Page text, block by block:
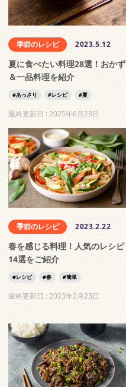
季節のレシピ 2023.5.12
夏に食べたい料理28選！おかず
＆一品料理を紹介
あっさり レシピ 夏
最終更新日 : 2025年6月23日
季節のレシピ 2023.2.22
春を感じる料理！人気のレシピ
14選をご紹介
レシピ 春 簡単
最終更新日 : 2023年2月23日